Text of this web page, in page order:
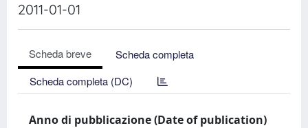
2011-01-01
Scheda breve
Scheda completa
Scheda completa (DC)
Anno di pubblicazione (Date of publication)